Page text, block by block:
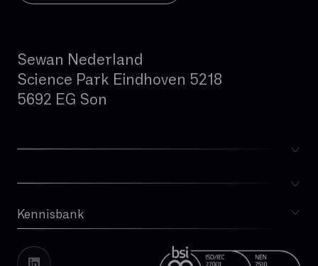
Sewan Nederland
Science Park Eindhoven 5218
5692 EG Son
Kennisbank
Whitepapers